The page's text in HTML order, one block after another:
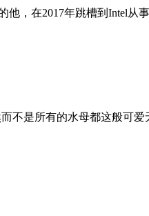
他，在2017年跳槽到Intel从
不是所有的水母都这般可爱